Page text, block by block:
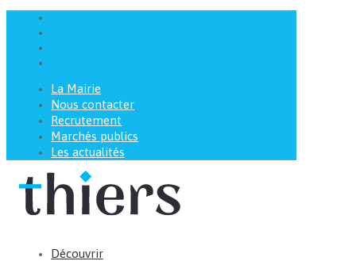
La Mairie
Nous contacter
Recrutement
Marchés publics
Les actualités
Découvrir